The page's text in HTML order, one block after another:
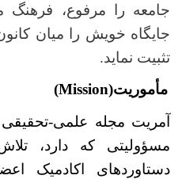
جامعه را مرفوع، فرهنگ
جایگاه خویش را میان
تثبیت نماید.
مأموریت(Mission
)
آمریت مجله علمی-تحقیقی
مسؤولیتی که دارد،
دستاوردهای اکادمیک